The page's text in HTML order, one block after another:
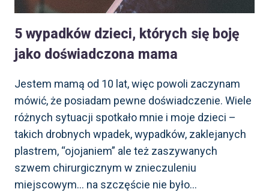
5 wypadków dzieci, których się boję
jako doświadczona mama
Jestem mamą od 10 lat, więc powoli zaczynam
mówić, że posiadam pewne doświadczenie. Wiele
różnych sytuacji spotkało mnie i moje dzieci –
takich drobnych wpadek, wypadków, zaklejanych
plastrem, “ojojaniem” ale też zaszywanych
szwem chirurgicznym w znieczuleniu
miejscowym… na szczęście nie było…